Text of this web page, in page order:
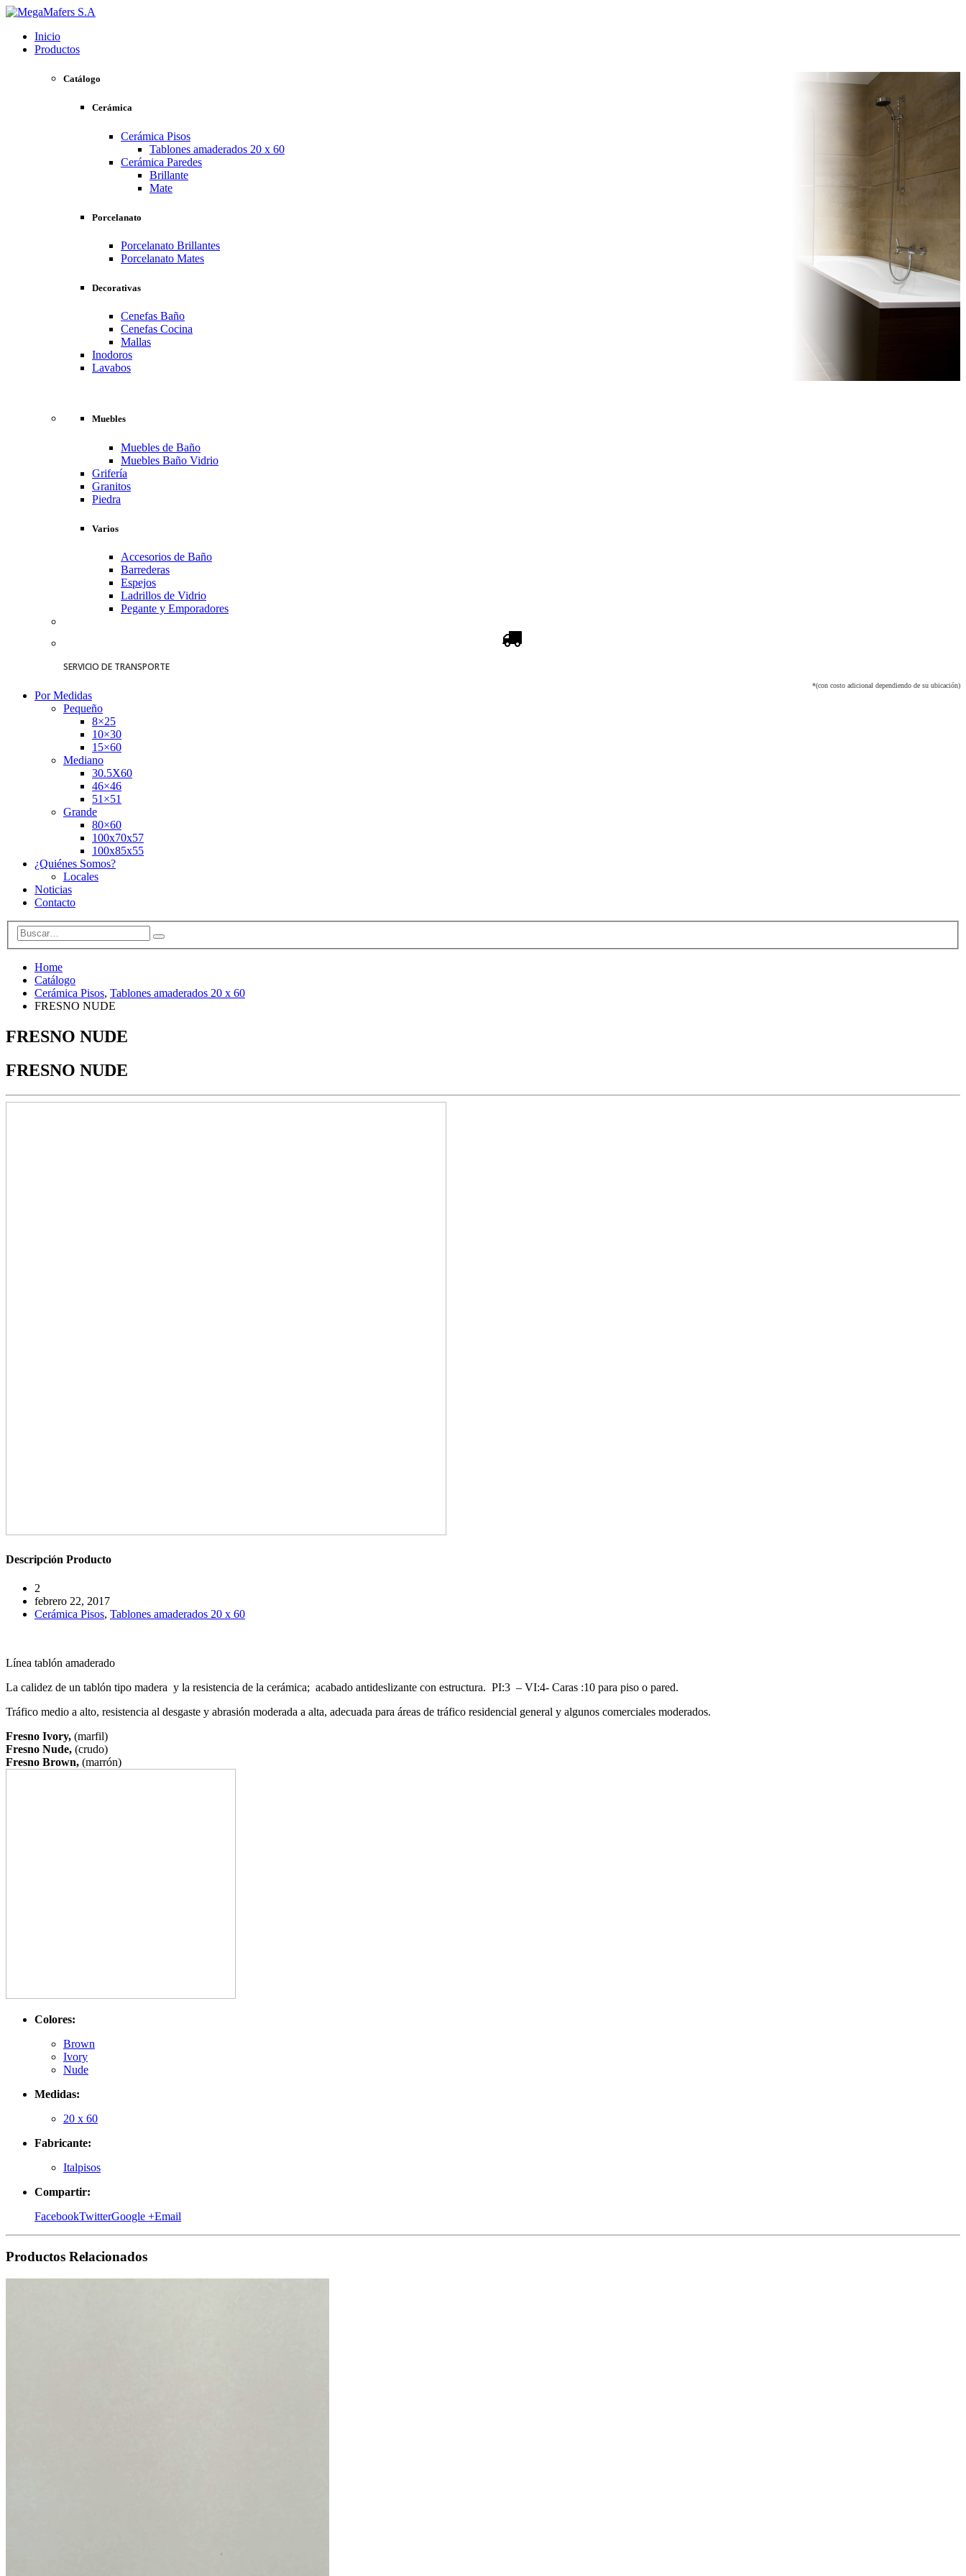
Inicio
Productos
Catálogo
Cerámica
Cerámica Pisos
Tablones amaderados 20 x 60
Cerámica Paredes
Brillante
Mate
Porcelanato
Porcelanato Brillantes
Porcelanato Mates
Decorativas
Cenefas Baño
Cenefas Cocina
Mallas
Inodoros
Lavabos
Muebles
Muebles de Baño
Muebles Baño Vidrio
Grifería
Granitos
Piedra
Varios
Accesorios de Baño
Barrederas
Espejos
Ladrillos de Vidrio
Pegante y Emporadores
SERVICIO DE TRANSPORTE
*(con costo adicional dependiendo de su ubicación)
Por Medidas
Pequeño
8×25
10×30
15×60
Mediano
30.5X60
46×46
51×51
Grande
80×60
100x70x57
100x85x55
¿Quiénes Somos?
Locales
Noticias
Contacto
Home
Catálogo
Cerámica Pisos, Tablones amaderados 20 x 60
FRESNO NUDE
FRESNO NUDE
FRESNO NUDE
Descripción Producto
2
febrero 22, 2017
Cerámica Pisos, Tablones amaderados 20 x 60
Línea tablón amaderado
La calidez de un tablón tipo madera y la resistencia de la cerámica; acabado antideslizante con estructura. PI:3 – VI:4- Caras :10 para piso o pared.
Tráfico medio a alto, resistencia al desgaste y abrasión moderada a alta, adecuada para áreas de tráfico residencial general y algunos comerciales moderados.
Fresno Ivory, (marfil)
Fresno Nude, (crudo)
Fresno Brown, (marrón)
Colores:
Brown
Ivory
Nude
Medidas:
20 x 60
Fabricante:
Italpisos
Compartir:
FacebookTwitterGoogle +Email
Productos Relacionados